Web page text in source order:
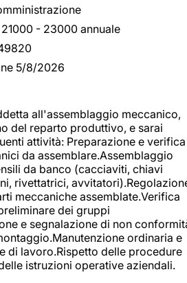
21000 - 23000 annuale
5/8/2026
all'assemblaggio meccanico,
del reparto produttivo, e sarai
attività: Preparazione e verifica
da assemblare.Assemblaggio
da banco (cacciaviti, chiavi
rivettatrici,
meccaniche assemblate.Verifica
dei gruppi
e segnalazione di non
ordinaria e
di lavoro.Rispetto delle procedure
istruzioni operative aziendali.